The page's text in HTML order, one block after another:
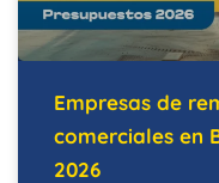
Empresas de
comerciales en
2026